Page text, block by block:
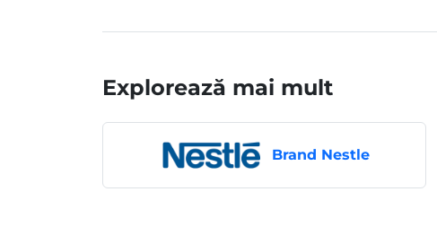
Explorează mai mult
Brand Nestle